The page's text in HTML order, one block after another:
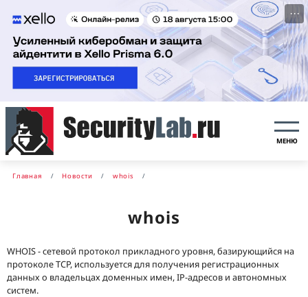
···
МЕНЮ
Главная Новости whois
whois
WHOIS - сетевой протокол прикладного уровня, базирующийся на
протоколе TCP, используется для получения регистрационных
данных о владельцах доменных имен, IP-адресов и автономных
систем.